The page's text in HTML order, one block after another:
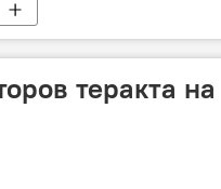
теракта на